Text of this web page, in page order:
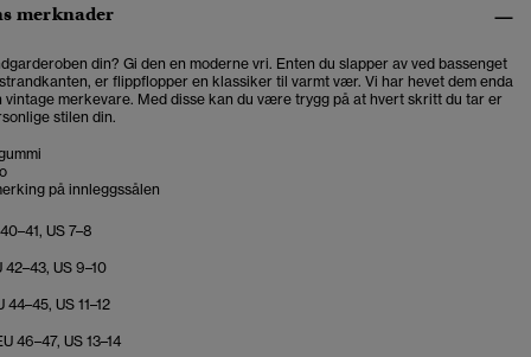
merknader
din? Gi den en moderne vri. Enten du slapper av ved bassenget
er flippflopper en klassiker til varmt vær. Vi har hevet dem enda
vintage merkevare. Med disse kan du være trygg på at hvert skritt du tar er
stilen din.
på innleggssålen
US 7–8
42–43, US 9–10
44–45, US 11–12
46–47, US 13–14